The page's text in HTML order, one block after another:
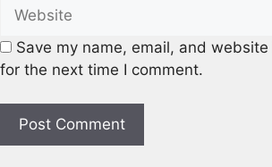
Save my name, email, and
for the next time I comment.